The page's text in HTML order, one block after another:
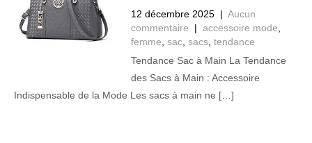
12 décembre 2025 | Aucun
commentaire
| accessoire mode
femme sac, sacs, tendance
Tendance Sac à Main La Tendance
des Sacs à Main : Accessoire
Indispensable de la Mode Les sacs à main ne […]